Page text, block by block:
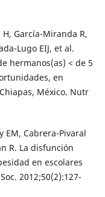
H, García-Miranda R,
Lugo EIJ, et al.
hermanos(as) < de 5
en
México. Nutr
EM, Cabrera-Pivaral
R. La disfunción
en escolares
2012;50(2):127-